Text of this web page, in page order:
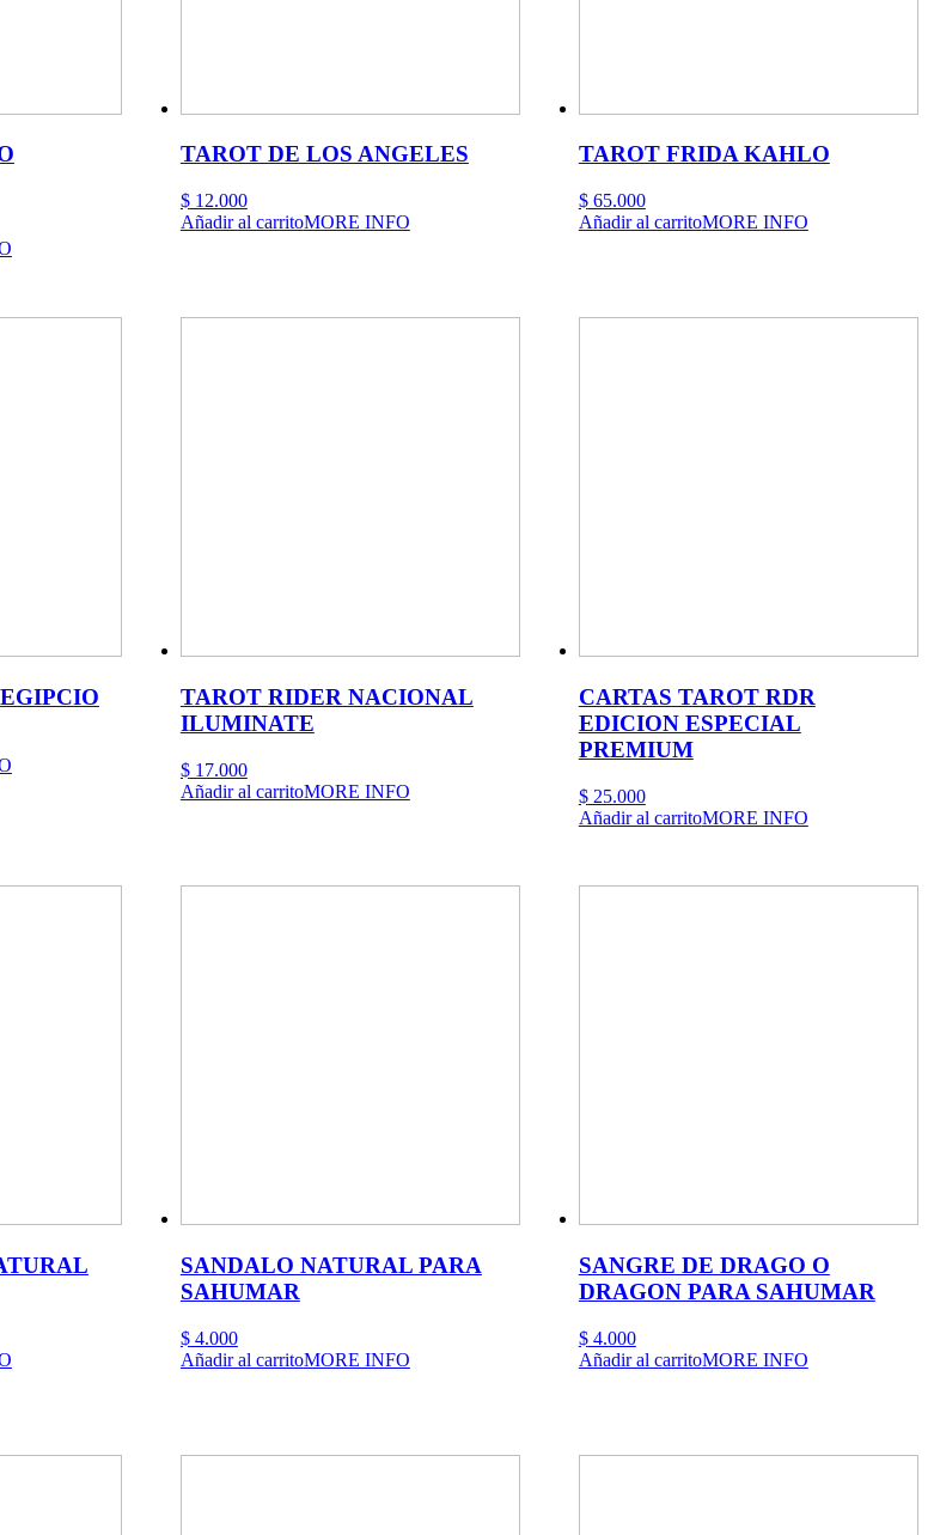
TAROT DE LOS ANGELES
$12.000
Añadir al carritoMORE INFO
TAROT FRIDA KAHLO
$65.000
Añadir al carritoMORE INFO
TAROT RIDER NACIONAL
ILUMINATE
$17.000
Añadir al carritoMORE INFO
CARTAS TAROT RDR
EDICION ESPECIAL
PREMIUM
$25.000
Añadir al carritoMORE INFO
SANDALO NATURAL PARA
SAHUMAR
$4.000
Añadir al carritoMORE INFO
SANGRE DE DRAGO O
DRAGON PARA SAHUMAR
$4.000
Añadir al carritoMORE INFO